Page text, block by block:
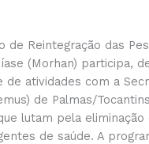
de Reintegração das
(Morhan) participa,
de atividades com a
de Palmas/
lutam pela eliminação
de saúde. A